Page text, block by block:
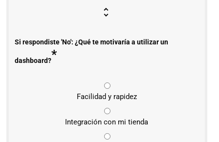
Si respondiste 'No': ¿Qué te motivaría a utilizar un
dashboard?*
Facilidad y rapidez
Integración con mi tienda